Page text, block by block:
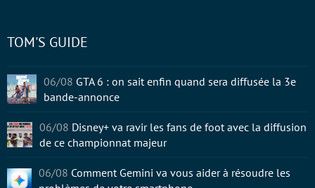
TOM'S GUIDE
06/08 GTA 6 : on sait enfin quand sera diffusée la 3e
bande-annonce
06/08 Disney+ va ravir les fans de foot avec la diffusion
de ce championnat majeur
06/08 Comment Gemini va vous aider à résoudre les